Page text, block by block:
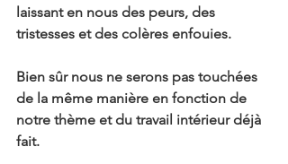
laissant en nous des peurs, des
tristesses et des colères enfouies.
Bien sûr nous ne serons pas touchées
de la même manière en fonction de
notre thème et du travail intérieur déjà
fait.